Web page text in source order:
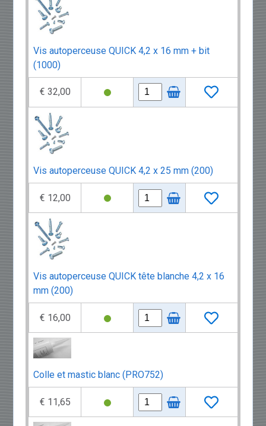
Vis autoperceuse QUICK 4,2 x 16 mm + bit
(1000)
€ 32,00
Vis autoperceuse QUICK 4,2 x 25 mm (200)
€ 12,00
Vis autoperceuse QUICK tête blanche 4,2 x 16
mm (200)
€ 16,00
Colle et mastic blanc (PRO752)
€ 11,65